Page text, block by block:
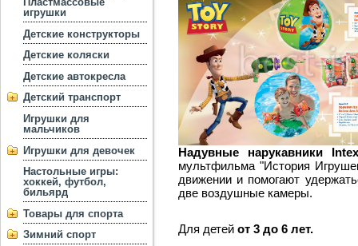
игрушки
Детские конструкторы
Детские коляски
Детские автокресла
Детский транспорт
Игрушки для
мальчиков
Игрушки для девочек
Настольные игры:
хоккей, футбол,
бильярд
Товары для спорта
Зимний спорт
Надувные нарукавники
мультфильма "История
движении и помогают
две воздушные камеры.
Для детей от 3 до 6 лет.